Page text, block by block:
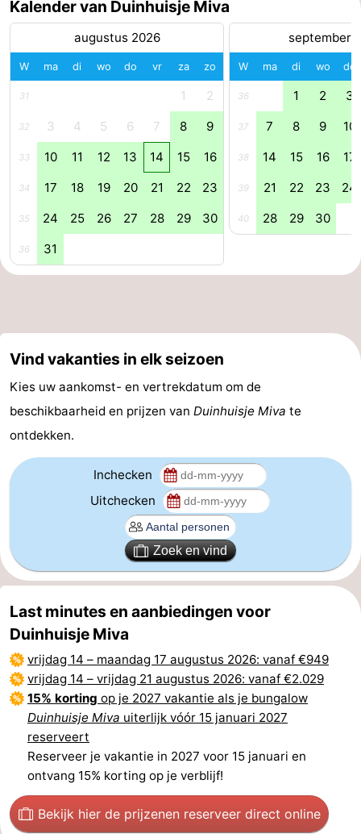
aan
Zee
Noordhollands
duinreservaat
-
Wijk
aan
Zee
Natuur
Zuid-
Amsterdam
Holland
Leiden
Bollenstreek
Natuur
Hollands
-
Noordwijk
-
Den
Contact
Kalender van Duinhuisje Miva
augustus 2026
W ma di wo do vr za zo
31 1 2
32 3 4 5 6 7 8 9
33 10 11 12 13 14 15 16
34 17 18 19 20 21 22 23
35 24 25 26 27 28 29 30
36 31
september
W ma di wo do
36 1 2 3
37 7 8 9 10
38 14 15 16 17
39 21 22 23 24
40 28 29 30
Vind vakanties in elk seizoen
Kies uw aankomst- en vertrekdatum om de
beschikbaarheid en prijzen van Duinhuisje Miva te
ontdekken.
Inchecken
Uitchecken
Zoek en vind
Last minutes en aanbiedingen voor
Duinhuisje Miva
vrijdag 14 – maandag 17 augustus 2026: vanaf €949
vrijdag 14 – vrijdag 21 augustus 2026: vanaf €2.029
15% korting op je 2027 vakantie als je bungalow
Duinhuisje Miva uiterlijk vóór 15 januari 2027
reserveert
Reserveer je vakantie in 2027 voor 15 januari en
ontvang 15% korting op je verblijf!
Bekijk hier de prijzenen reserveer direct online